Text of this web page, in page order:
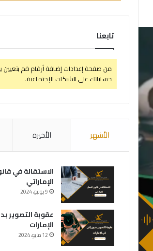
تابعنا
من صفحة إعدادات إضافة أرقام قم بتعيين
حساباتك على الشبكات الإجتماعية.
الأشهر الأخيرة
الاستقالة في
الإماراتي
9 يونيو، 2024
عقوبة التصوير
الإمارات
12 مايو، 2024